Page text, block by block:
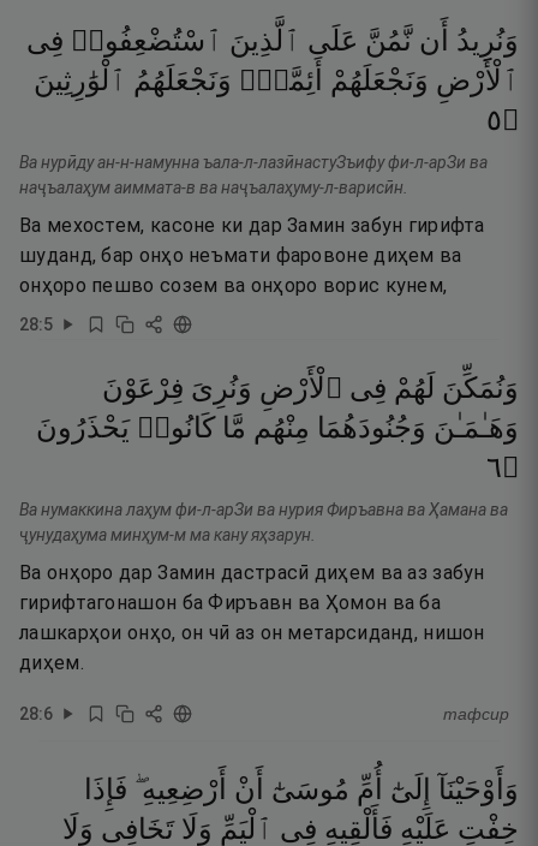
وَنُرِيدُ أَن نَّمُنَّ عَلَى ٱلَّذِينَ ٱسْتُضْعِفُوا۟ فِى
ٱلْأَرْضِ وَنَجْعَلَهُمْ أَئِمَّةًۭ وَنَجْعَلَهُمُ ٱلْوَٰرِثِينَ
۝٥
Ва нурӣду ан-н-намунна ъала-л-лазӣнастуЗъифу фи-л-арЗи ва
наҷъалаҳум аиммата-в ва наҷъалаҳуму-л-варисӣн.
Ва мехостем, касоне ки дар Замин забун гирифта
шуданд, бар онҳо неъмати фаровоне диҳем ва
онҳоро пешво созем ва онҳоро ворис кунем,
28:5
وَنُمَكِّنَ لَهُمْ فِى ٱلْأَرْضِ وَنُرِىَ فِرْعَوْنَ
وَهَـٰمَـٰنَ وَجُنُودَهُمَا مِنْهُم مَّا كَانُوا۟ يَحْذَرُونَ
۝٦
Ва нумаккина лаҳум фи-л-арЗи ва нурия Фиръавна ва Ҳамана ва
ҷунудаҳума минҳум-м ма кану яҳзарун.
Ва онҳоро дар Замин дастрасӣ диҳем ва аз забун
гирифтагонашон ба Фиръавн ва Ҳомон ва ба
лашкарҳои онҳо, он чӣ аз он метарсиданд, нишон
диҳем.
28:6 тафсир
وَأَوْحَيْنَآ إِلَىٰٓ أُمِّ مُوسَىٰٓ أَنْ أَرْضِعِيهِ ۖ فَإِذَا
خِفْتِ عَلَيْهِ فَأَلْقِيهِ فِى ٱلْيَمِّ وَلَا تَخَافِى وَلَا